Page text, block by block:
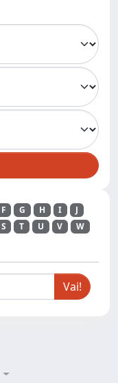
F G H I
J
S T U V
W